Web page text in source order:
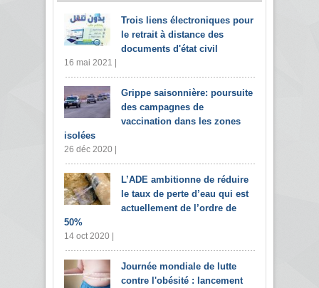
Trois liens électroniques pour
le retrait à distance des
documents d'état civil
16 mai 2021 |
Grippe saisonnière: poursuite
des campagnes de
vaccination dans les zones
isolées
26 déc 2020 |
L’ADE ambitionne de réduire
le taux de perte d’eau qui est
actuellement de l’ordre de
50%
14 oct 2020 |
Journée mondiale de lutte
contre l'obésité : lancement